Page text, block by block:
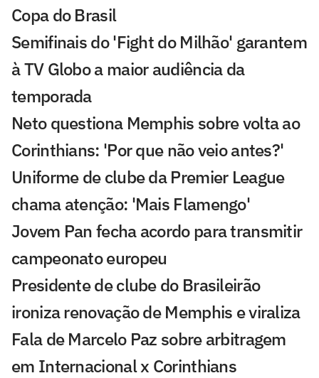
Copa do Brasil
Semifinais do 'Fight do Milhão' garantem
à TV Globo a maior audiência da
temporada
Neto questiona Memphis sobre volta ao
Corinthians: 'Por que não veio antes?'
Uniforme de clube da Premier League
chama atenção: 'Mais Flamengo'
Jovem Pan fecha acordo para transmitir
campeonato europeu
Presidente de clube do Brasileirão
ironiza renovação de Memphis e viraliza
Fala de Marcelo Paz sobre arbitragem
em Internacional x Corinthians